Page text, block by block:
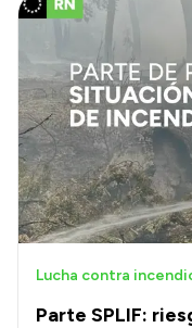
Parte SPLIF:
Lucha contra